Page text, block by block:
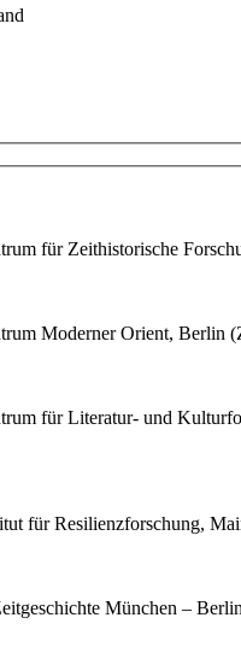
für Zeithistorische
Moderner Orient, Berlin
für Literatur- und
für Resilienzforschung,
München –